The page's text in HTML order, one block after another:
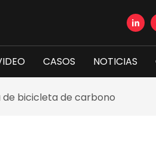
CASOS NOTICIAS
de bicicleta de carbono